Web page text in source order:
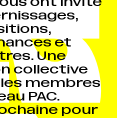
et
Une
collective
membres
PAC.
pour